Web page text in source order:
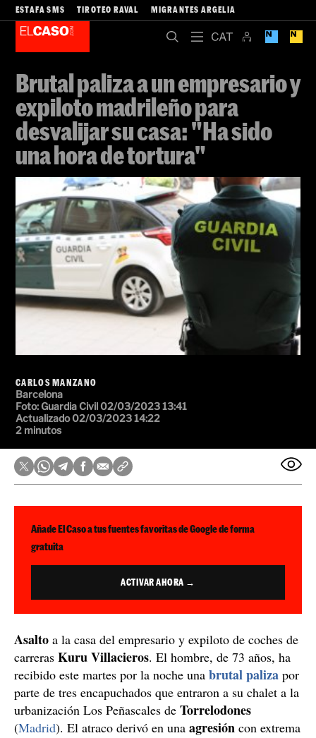
ESTAFA SMS TIROTEO RAVAL MIGRANTES ARGELIA
Brutal paliza a un empresario y
expiloto madrileño para
desvalijar su casa: "Ha sido
una hora de tortura"
CARLOS MANZANO
Barcelona
Foto:Guardia Civil 02/03/2023 13:41
Actualizado 02/03/2023 14:22
2 minutos
Añade El Caso a tus fuentes favoritas de Google de forma
gratuita
ACTIVAR AHORA →
Asalto a la casa del empresario y expiloto de coches de
carreras Kuru Villacieros. El hombre, de 73 años, ha
recibido este martes por la noche una brutal paliza por
parte de tres encapuchados que entraron a su chalet a la
urbanización Los Peñascales de Torrelodones
(Madrid). El atraco derivó en una agresión con extrema